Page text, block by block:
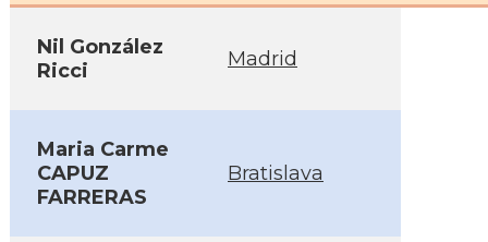
Nil González
Ricci
Madrid
Maria Carme
CAPUZ
FARRERAS
Bratislava